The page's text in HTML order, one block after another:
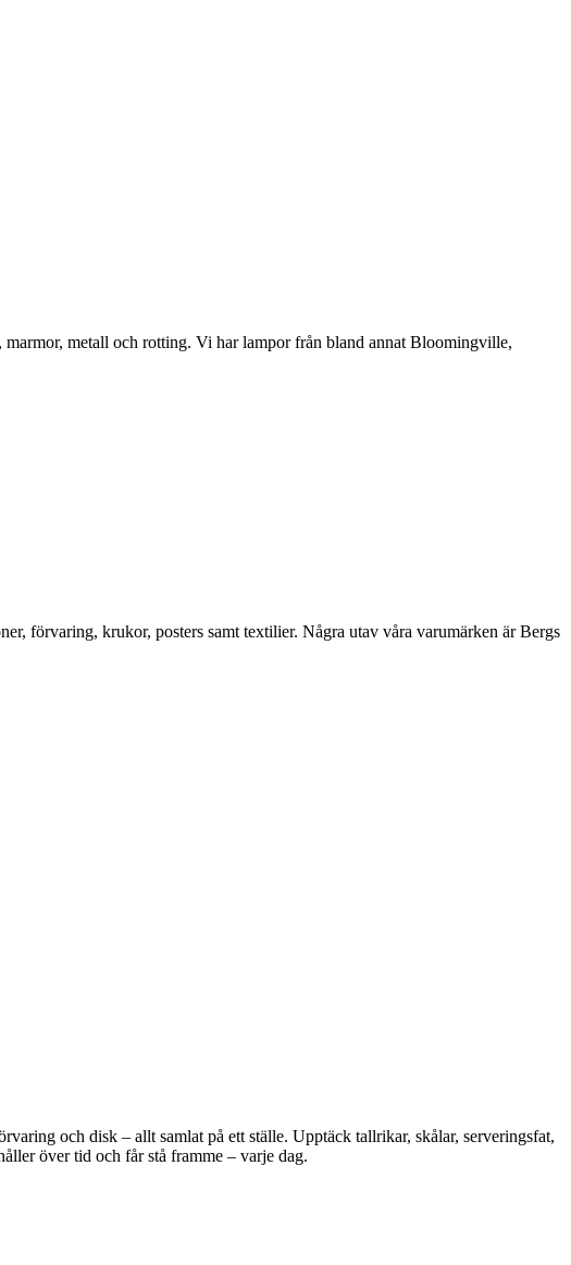
metall och rotting. Vi har lampor från bland annat Bloomingville,
förvaring, krukor, posters samt textilier. Några utav våra varumärken är Bergs
och disk – allt samlat på ett ställe. Upptäck tallrikar, skålar, serveringsfat,
över tid och får stå framme – varje dag.